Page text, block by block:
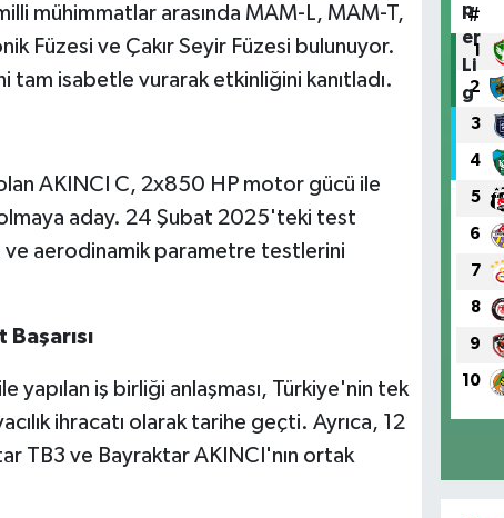
mühimmatlar arasında MAM-L, MAM-T,
Füzesi ve Çakır Seyir Füzesi bulunuyor.
tam isabetle vurarak etkinliğini kanıtladı.
AKINCI C, 2x850 HP motor gücü ile
olmaya aday. 24 Şubat 2025'teki test
ve aerodinamik parametre testlerini
yapılan iş birliği anlaşması, Türkiye'nin tek
ihracatı olarak tarihe geçti. Ayrıca, 12
TB3 ve Bayraktar AKINCI'nın ortak
#
1
2
3
4
5
6
7
8
9
10